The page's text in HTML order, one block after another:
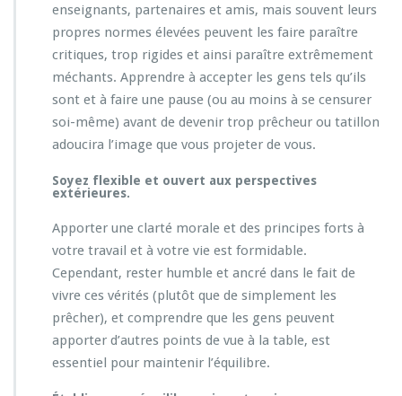
enseignants, partenaires et amis, mais souvent leurs
propres normes élevées peuvent les faire paraître
critiques, trop rigides et ainsi paraître extrêmement
méchants. Apprendre à accepter les gens tels qu’ils
sont et à faire une pause (ou au moins à se censurer
soi-même) avant de devenir trop prêcheur ou tatillon
adoucira l’image que vous projeter de vous.
Soyez flexible et ouvert aux perspectives
extérieures.
Apporter une clarté morale et des principes forts à
votre travail et à votre vie est formidable.
Cependant, rester humble et ancré dans le fait de
vivre ces vérités (plutôt que de simplement les
prêcher), et comprendre que les gens peuvent
apporter d’autres points de vue à la table, est
essentiel pour maintenir l’équilibre.